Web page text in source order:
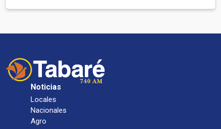
Noticias
Locales
Nacionales
Agro